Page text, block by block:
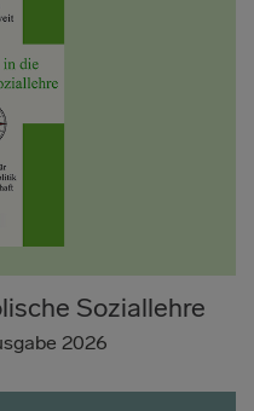
Soziallehre
2026